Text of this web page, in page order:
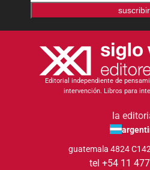
suscribir
Editorial independiente de
intervención. Libros para
la
guatemala 4824
tel +54 11